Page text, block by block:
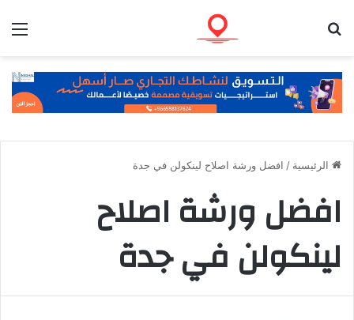
الرئيسية / افضل ورشة اصلاح لينكولن في جدة
افضل ورشة اصلاح
لينكولن في جدة